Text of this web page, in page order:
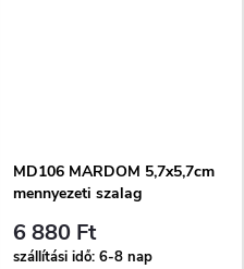
MD106 MARDOM 5,7x5,7cm
mennyezeti szalag
6 880 Ft
szállítási idő: 6-8 nap